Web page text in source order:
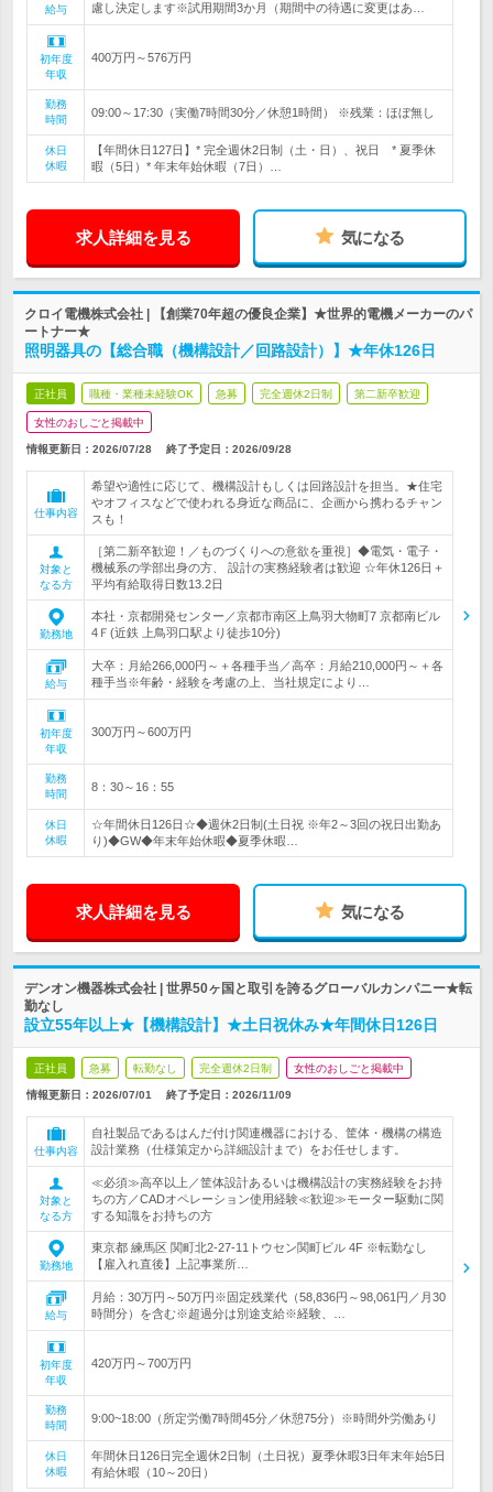
給与
慮し決定します※試用期間3か月（期間中の待遇に変更はあ…
初年度
年収
400万円～576万円
勤務
時間
09:00～17:30（実働7時間30分／休憩1時間） ※残業：ほぼ無し
休日
休暇
【年間休日127日】* 完全週休2日制（土・日）、祝日 * 夏季休
暇（5日）* 年末年始休暇（7日）…
求人詳細を見る 気になる
クロイ電機株式会社 | 【創業70年超の優良企業】★世界的電機メーカーのパ
ートナー★
照明器具の【総合職（機構設計／回路設計）】★年休126日
正社員 職種・業種未経験OK 急募 完全週休2日制 第二新卒歓迎
女性のおしごと掲載中
情報更新日：2026/07/28 終了予定日： 2026/09/28
仕事内容
希望や適性に応じて、機構設計もしくは回路設計を担当。★住宅
やオフィスなどで使われる身近な商品に、企画から携わるチャン
スも！
対象と
なる方
［第二新卒歓迎！／ものづくりへの意欲を重視］◆電気・電子・
機械系の学部出身の方、 設計の実務経験者は歓迎 ☆年休126日＋
平均有給取得日数13.2日
勤務地
本社・京都開発センター／京都市南区上鳥羽大物町7 京都南ビル
4Ｆ(近鉄 上鳥羽口駅より徒歩10分)
給与
大卒：月給266,000円～＋各種手当／高卒：月給210,000円～＋各
種手当※年齢・経験を考慮の上、当社規定により…
初年度
年収
300万円～600万円
勤務
時間
8：30～16：55
休日
休暇
☆年間休日126日☆◆週休2日制(土日祝 ※年2～3回の祝日出勤あ
り)◆GW◆年末年始休暇◆夏季休暇…
求人詳細を見る 気になる
デンオン機器株式会社 | 世界50ヶ国と取引を誇るグローバルカンパニー★転
勤なし
設立55年以上★【機構設計】★土日祝休み★年間休日126日
正社員 急募 転勤なし 完全週休2日制 女性のおしごと掲載中
情報更新日：2026/07/01 終了予定日： 2026/11/09
仕事内容
自社製品であるはんだ付け関連機器における、筐体・機構の構造
設計業務（仕様策定から詳細設計まで）をお任せします。
対象と
なる方
≪必須≫高卒以上／筐体設計あるいは機構設計の実務経験をお持
ちの方／CADオペレーション使用経験≪歓迎≫モーター駆動に関
する知識をお持ちの方
勤務地
東京都 練馬区 関町北2-27-11トウセン関町ビル 4F ※転勤なし
【雇入れ直後】上記事業所…
給与
月給：30万円～50万円※固定残業代（58,836円～98,061円／月30
時間分）を含む※超過分は別途支給※経験、…
初年度
年収
420万円～700万円
勤務
時間
9:00~18:00（所定労働7時間45分／休憩75分）※時間外労働あり
休日
休暇
年間休日126日完全週休2日制（土日祝）夏季休暇3日年末年始5日
有給休暇（10～20日）